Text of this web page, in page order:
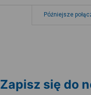
Późniejsze
Zapisz się do